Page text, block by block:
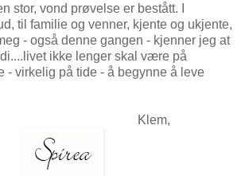
stor, vond prøvelse er bestått. I
til familie og venner, kjente og ukjente,
- også denne gangen - kjenner jeg at
ikke lenger skal være på
- virkelig på tide - å begynne å leve